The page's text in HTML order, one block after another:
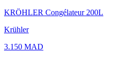
KRÖHLER Congélateur 200L
Krühler
3.150 MAD